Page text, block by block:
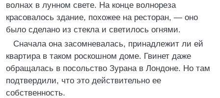
волнах в лунном свете. На конце волнореза
красовалось здание, похожее на ресторан, — оно
было сделано из стекла и светилось огнями.
Сначала она засомневалась, принадлежит ли ей
квартира в таком роскошном доме. Гвинет даже
обращалась в посольство Зурана в Лондоне. Но там
подтвердили, что это действительно ее
собственность.